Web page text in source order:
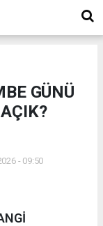
GÜNÜ
- 09:50